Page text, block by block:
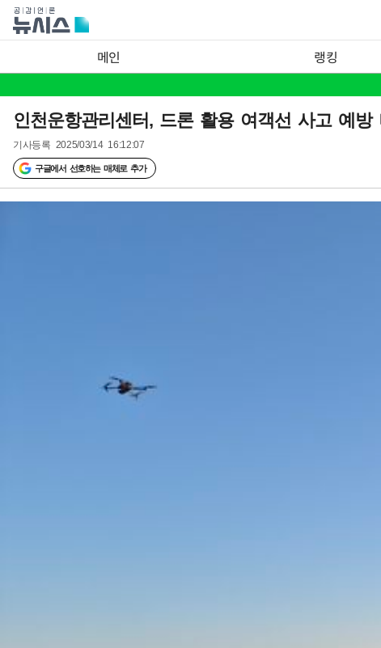
메인 랭킹
인천운항관리센터, 드론 활용 여객선 사고 예방
기사등록 2025/03/14 16:12:07
구글에서 선호하는 매체로 추가